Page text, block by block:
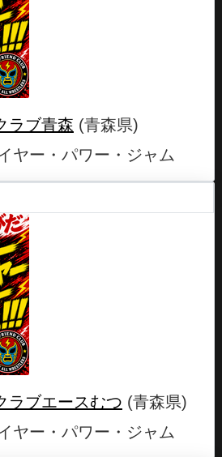
ラブ青森 (青森県)
ヤー・パワー・ジャム
ラブエースむつ (青森県)
ヤー・パワー・ジャム